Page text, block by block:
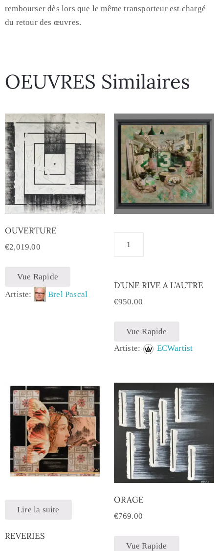
rembourser dès lors que le même transporteur est chargé
du retour des œuvres.
OEUVRES Similaires
OUVERTURE
€2,019.00
Vue Rapide
Artiste:
Brel Pascal
D’UNE RIVE A L’AUTRE
€950.00
Vue Rapide
Artiste:
ECWartist
Lire la suite
REVERIES
ORAGE
€769.00
Vue Rapide